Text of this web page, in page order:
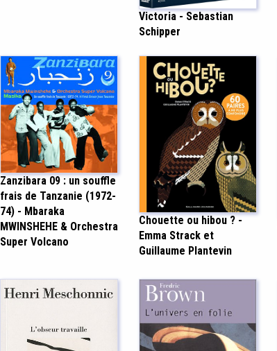
Victoria - Sebastian
Schipper
Zanzibara 09 : un souffle
frais de Tanzanie (1972-
74) - Mbaraka
MWINSHEHE & Orchestra
Super Volcano
Chouette ou hibou ? -
Emma Strack et
Guillaume Plantevin